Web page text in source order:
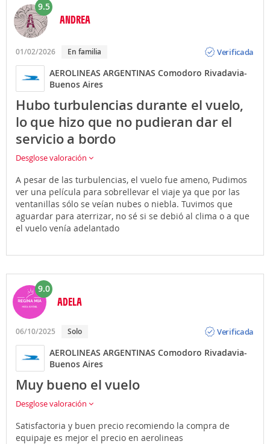
9.5
ANDREA
01/02/2026 En familia
Verificada
AEROLINEAS ARGENTINAS Comodoro Rivadavia-
Buenos Aires
Hubo turbulencias durante el vuelo,
lo que hizo que no pudieran dar el
servicio a bordo
Desglose valoración
A pesar de las turbulencias, el vuelo fue ameno, Pudimos
ver una película para sobrellevar el viaje ya que por las
ventanillas sólo se veían nubes o niebla. Tuvimos que
aguardar para aterrizar, no sé si se debió al clima o a que
el vuelo venía adelantado
9.0
ADELA
06/10/2025 Solo
Verificada
AEROLINEAS ARGENTINAS Comodoro Rivadavia-
Buenos Aires
Muy bueno el vuelo
Desglose valoración
Satisfactoria y buen precio recomiendo la compra de
equipaje es mejor el precio en aerolineas